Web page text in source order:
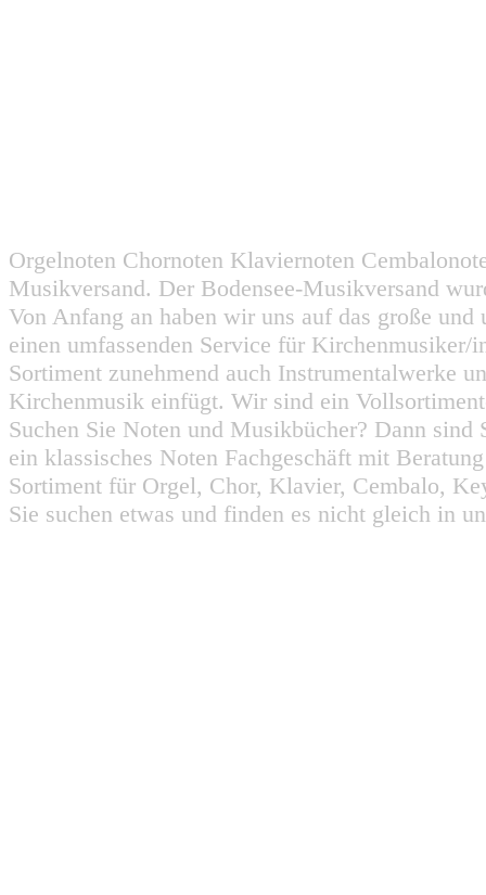
Orgelnoten Chornoten Klaviernoten
Musikversand. Der Bodensee-Musikversand
Von Anfang an haben wir uns auf das große
einen umfassenden Service für
Sortiment zunehmend auch Instrumentalwerke
Kirchenmusik einfügt. Wir sind ein
Suchen Sie Noten und Musikbücher? Dann
ein klassisches Noten Fachgeschäft mit
Sortiment für Orgel, Chor, Klavier, Cembalo,
Sie suchen etwas und finden es nicht gleich in